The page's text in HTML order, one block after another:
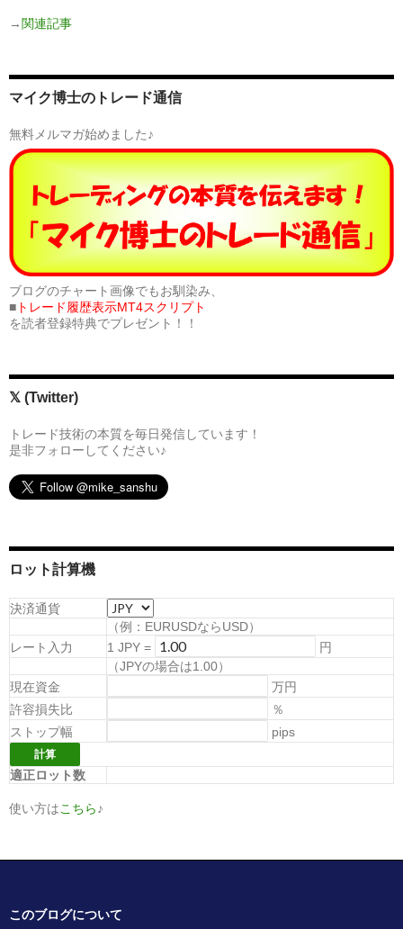
→ 関連記事
マイク博士のトレード通信
無料メルマガ始めました♪
ブログのチャート画像でもお馴染み、
■ トレード履歴表示MT4スクリプト
を読者登録特典でプレゼント！！
𝕏 (Twitter)
トレード技術の本質を毎日発信しています！
是非フォローしてください♪
ロット計算機
決済通貨
（例：EURUSDならUSD）
レート入力
1 JPY =
円
（JPYの場合は1.00）
現在資金
万円
許容損失比
％
ストップ幅
pips
適正ロット数
使い方はこちら♪
このブログについて